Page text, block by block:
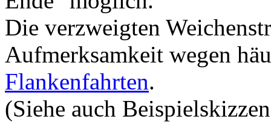
Die verzweigten
Aufmerksamkeit wegen
Flankenfahrten.
(Siehe auch